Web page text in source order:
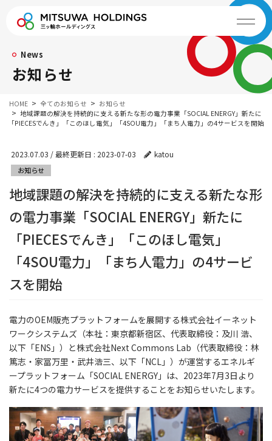
News
お知らせ
HOME 全てのお知らせ
お知らせ
地域課題の解決を持続的に支える新たな形の電力事業「SOCIAL ENERGY」新たに
「PIECESでんき」「このほし電気」「4SOU電力」「まち人電力」の4サービスを開始
2023.07.03 / 最終更新日 : 2023-07-03 katou
お知らせ
地域課題の解決を持続的に支える新たな形
の電力事業「SOCIAL ENERGY」新たに
「PIECESでんき」「このほし電気」
「4SOU電力」「まち人電力」の4サービ
スを開始
電力のOEM販売プラットフォームを展開する株式会社イーネット
ワークシステムズ（本社：東京都新宿区、代表取締役：及川 浩、
以下「ENS」）と株式会社Next Commons Lab（代表取締役：林
篤志・家冨万里・武井浩三、以下「NCL」）が運営するエネルギ
ープラットフォーム「SOCIAL ENERGY」は、2023年7月3日より
新たに4つの電力サービスを提供することをお知らせいたします。